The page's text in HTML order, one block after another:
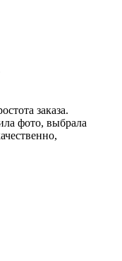
заказа.
фото, выбрала